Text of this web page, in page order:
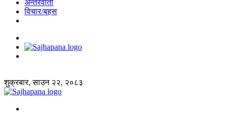
अन्तरवार्ता
विचार/बहस
शुक्रबार, साउन २२, २०८३